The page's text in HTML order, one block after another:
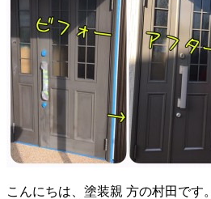
こんにちは、塗装親 方の村田です。